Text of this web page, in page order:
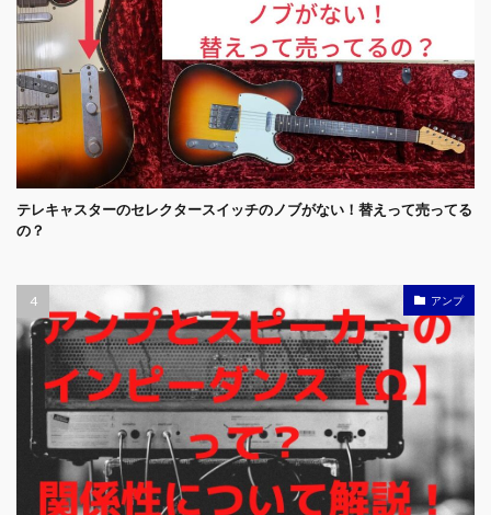
テレキャスターのセレクタースイッチのノブがない！替えって売ってる
の？
アンプ